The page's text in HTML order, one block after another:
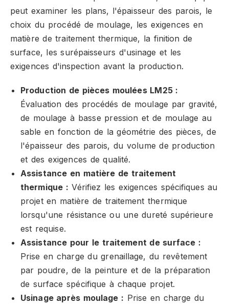
peut examiner les plans, l'épaisseur des parois, le
choix du procédé de moulage, les exigences en
matière de traitement thermique, la finition de
surface, les surépaisseurs d'usinage et les
exigences d'inspection avant la production.
Production de pièces moulées LM25 :
Évaluation des procédés de moulage par gravité,
de moulage à basse pression et de moulage au
sable en fonction de la géométrie des pièces, de
l'épaisseur des parois, du volume de production
et des exigences de qualité.
Assistance en matière de traitement
thermique : Vérifiez les exigences spécifiques au
projet en matière de traitement thermique
lorsqu'une résistance ou une dureté supérieure
est requise.
Assistance pour le traitement de surface :
Prise en charge du grenaillage, du revêtement
par poudre, de la peinture et de la préparation
de surface spécifique à chaque projet.
Usinage après moulage : Prise en charge du